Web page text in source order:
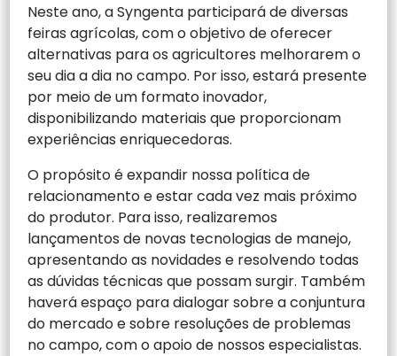
Neste ano, a Syngenta participará de diversas
feiras agrícolas, com o objetivo de oferecer
alternativas para os agricultores melhorarem o
seu dia a dia no campo. Por isso, estará presente
por meio de um formato inovador,
disponibilizando materiais que proporcionam
experiências enriquecedoras.
O propósito é expandir nossa política de
relacionamento e estar cada vez mais próximo
do produtor. Para isso, realizaremos
lançamentos de novas tecnologias de manejo,
apresentando as novidades e resolvendo todas
as dúvidas técnicas que possam surgir. Também
haverá espaço para dialogar sobre a conjuntura
do mercado e sobre resoluções de problemas
no campo, com o apoio de nossos especialistas.